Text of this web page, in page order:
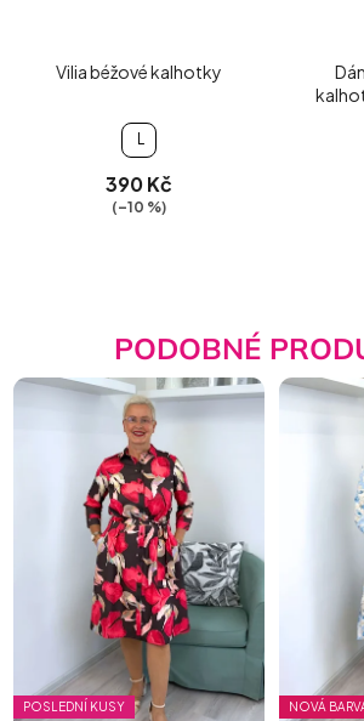
Vilia béžové kalhotky
L
390 Kč
(–10 %)
PODOBNÉ
POSLEDNÍ KUSY NOVÁ